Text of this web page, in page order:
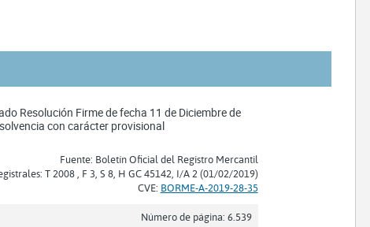
Resolución Firme de fecha 11 de Diciembre de
con carácter provisional
Fuente: Boletín Oficial del Registro Mercantil
T 2008 , F 3, S 8, H GC 45142, I/A 2 (01/02/2019)
CVE: BORME-A-2019-28-35
Número de página: 6.539